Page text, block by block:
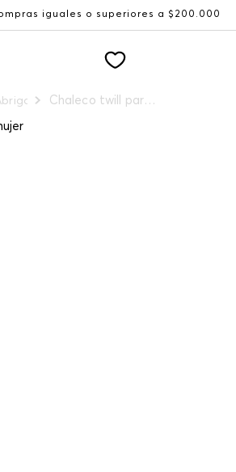
iguales o superiores a $200.000
y Chalecos Chaleco twill para mujer